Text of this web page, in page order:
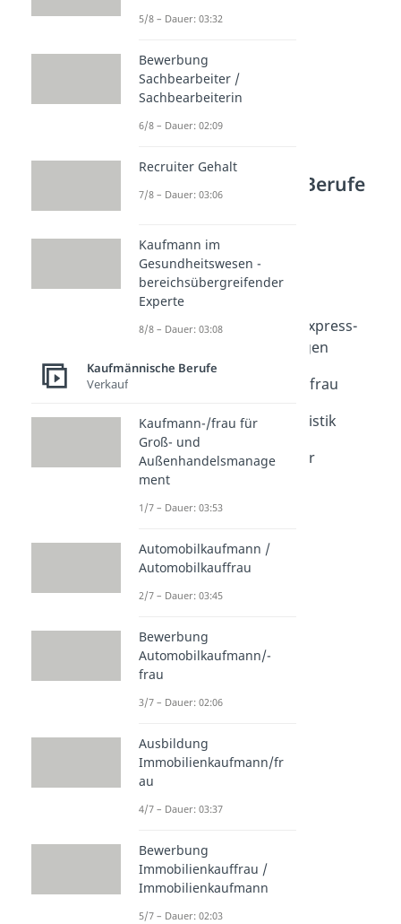
Weitere Inhalte:
Kaufmännische Berufe
Speditionskauffrau
Dauer: 04:03
Postbote / Postbotin
Dauer: 03:52
Fachkraft für Kurier-, Express-
und Postdienstleistungen
Dauer: 03:34
Schifffahrtskaufmann/frau
Fachkraft für Hafenlogistik
Dauer: 03:43
Kaufmann/Kauffrau für
Tourismus und Freizeit
5/8 – Dauer: 03:32
Bewerbung
Sachbearbeiter /
Sachbearbeiterin
6/8 – Dauer: 02:09
Recruiter Gehalt
7/8 – Dauer: 03:06
Kaufmann im
Gesundheitswesen -
bereichsübergreifender
Experte
8/8 – Dauer: 03:08
Kaufmännische Berufe
Verkauf
Kaufmann-/frau für
Groß- und
Außenhandelsmanage
ment
1/7 – Dauer: 03:53
Automobilkaufmann /
Automobilkauffrau
2/7 – Dauer: 03:45
Bewerbung
Automobilkaufmann/-
frau
3/7 – Dauer: 02:06
Ausbildung
Immobilienkaufmann/fr
au
4/7 – Dauer: 03:37
Bewerbung
Immobilienkauffrau /
Immobilienkaufmann
5/7 – Dauer: 02:03